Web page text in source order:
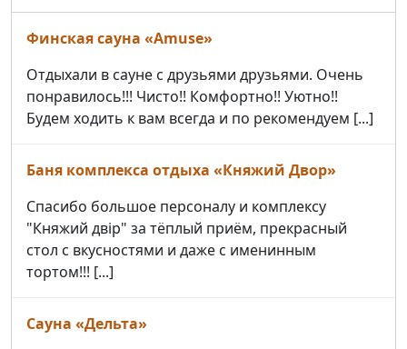
Финская сауна «Amuse»
Отдыхали в сауне с друзьями друзьями. Очень
понравилось!!! Чисто!! Комфортно!! Уютно!!
Будем ходить к вам всегда и по рекомендуем [...]
Баня комплекса отдыха «Княжий Двор»
Спасибо большое персоналу и комплексу
"Княжий двір" за тёплый приём, прекрасный
стол с вкусностями и даже с именинным
тортом!!! [...]
Сауна «Дельта»